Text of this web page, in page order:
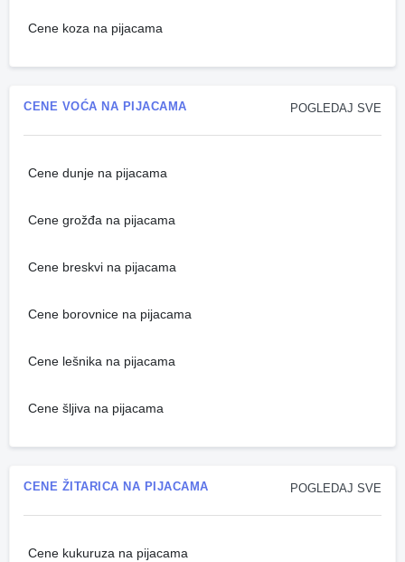
Cene koza na pijacama
POGLEDAJ SVE
CENE VOĆA NA PIJACAMA
Cene dunje na pijacama
Cene grožđa na pijacama
Cene breskvi na pijacama
Cene borovnice na pijacama
Cene lešnika na pijacama
Cene šljiva na pijacama
POGLEDAJ SVE
CENE ŽITARICA NA PIJACAMA
Cene kukuruza na pijacama